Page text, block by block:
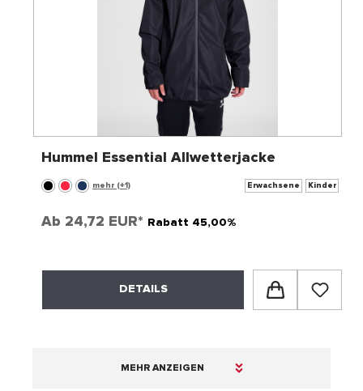
Hummel Essential Allwetterjacke
mehr (+1) Erwachsene Kinder
Ab 24,72 EUR* Rabatt 45,00%
DETAILS
MEHR ANZEIGEN